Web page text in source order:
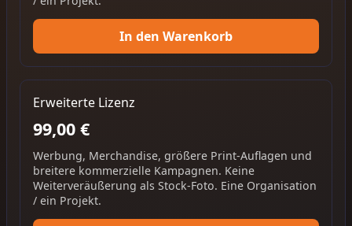
In den Warenkorb
Erweiterte Lizenz
99,00 €
Werbung, Merchandise, größere Print-Auflagen und
breitere kommerzielle Kampagnen. Keine
Weiterveräußerung als Stock-Foto. Eine Organisation
/ ein Projekt.